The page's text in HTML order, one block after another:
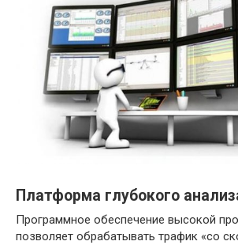
Платформа глубокого
Программное обеспечение высокой
позволяет обрабатывать трафик «со